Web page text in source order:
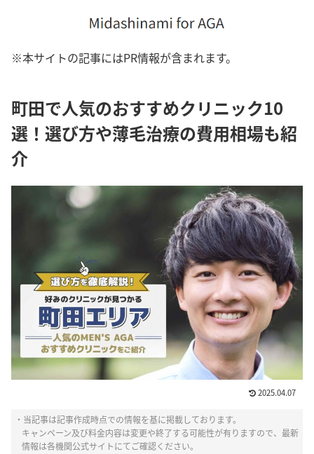
※本サイトの記事にはPR情報が含まれます。
町田で人気のおすすめクリニック10
選！選び方や薄毛治療の費用相場も紹
介
2025.04.07
・当記事は記事作成時点での情報を基に掲載しております。
キャンペーン及び料金内容は変更や終了する可能性が有りますので、最新
情報は各機関公式サイトにてご確認ください。